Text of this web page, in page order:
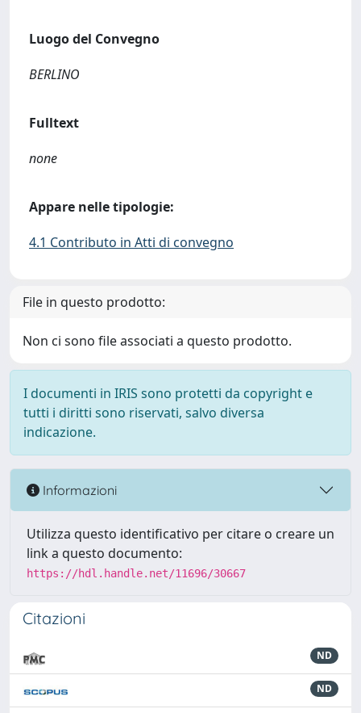
Luogo del Convegno
BERLINO
Fulltext
none
Appare nelle tipologie:
4.1 Contributo in Atti di convegno
File in questo prodotto:
Non ci sono file associati a questo prodotto.
I documenti in IRIS sono protetti da copyright e
tutti i diritti sono riservati, salvo diversa
indicazione.
Informazioni
Utilizza questo identificativo per citare o creare un
link a questo documento:
https://hdl.handle.net/11696/30667
Citazioni
ND
ND